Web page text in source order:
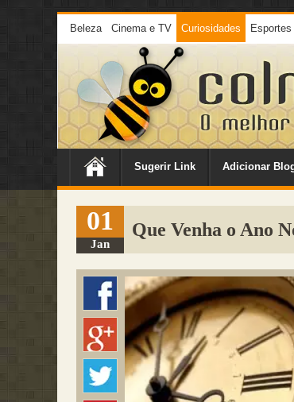
Beleza Cinema e TV Curiosidades Esportes
Sugerir Link Adicionar
01
Jan
Que Venha o Ano